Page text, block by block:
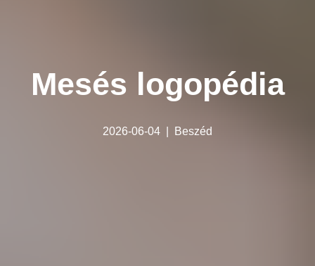
Mesés logopédia
2026-06-04 Beszéd